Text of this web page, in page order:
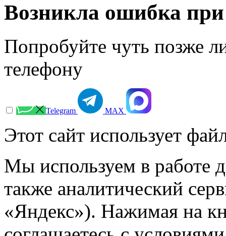
Возникла ошибка при
Попробуйте чуть позже
телефону
Telegram МАХ
Этот сайт использует
Мы используем в работе
также аналитический
«Яндекс»). Нажимая на